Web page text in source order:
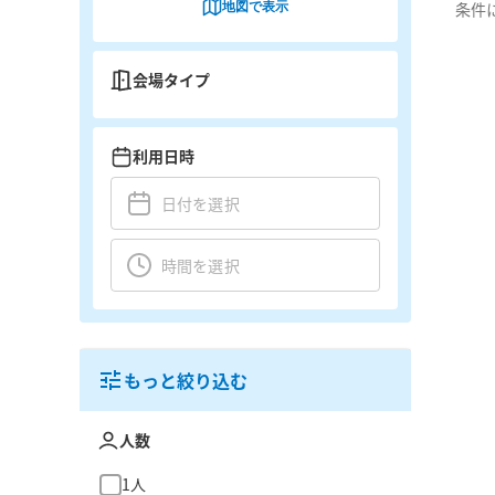
条件
地図で表示
会場タイプ
利用日時
もっと絞り込む
人数
1人